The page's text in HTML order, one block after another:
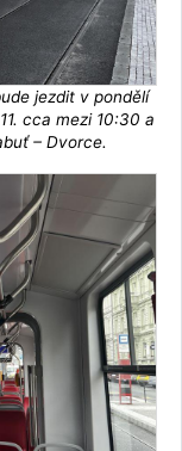
jezdit v pondělí
cca mezi 10:30 a
– Dvorce.